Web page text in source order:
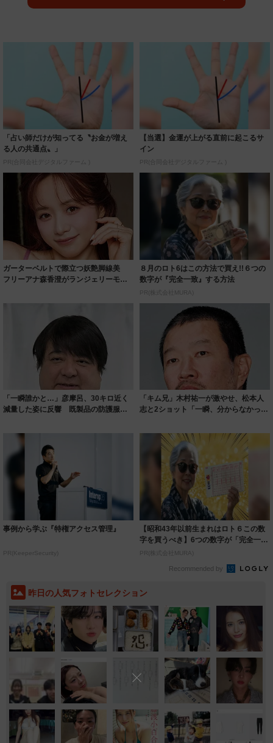
「占い師だけが知ってる〝お金が増え
る人の共通点〟」
PR(合同会社デジタルファーム )
【当選】金運が上がる直前に起こるサ
イン
PR(合同会社デジタルファーム )
ガーターベルトで際立つ妖艶脚線美
フリーアナ森香澄がランジェリーモデ
８月のロト6はこの方法で買え!!６つの
数字が『完全一致』する方法
PR(株式会社MURA)
「一瞬誰かと…」彦摩呂、30キロ近く
減量した姿に反響 既製品の防護服が
「キム兄」木村祐一が激やせ、松本人
志と2ショット「一瞬、分からなかった
事例から学ぶ『特権アクセス管理』
PR(KeeperSecurity)
【昭和43年以前生まれはロト６この数
字を買うべき】6つの数字が「完全一
致」する方...
PR(株式会社MURA)
Recommended by
昨日の人気フォトセレクション